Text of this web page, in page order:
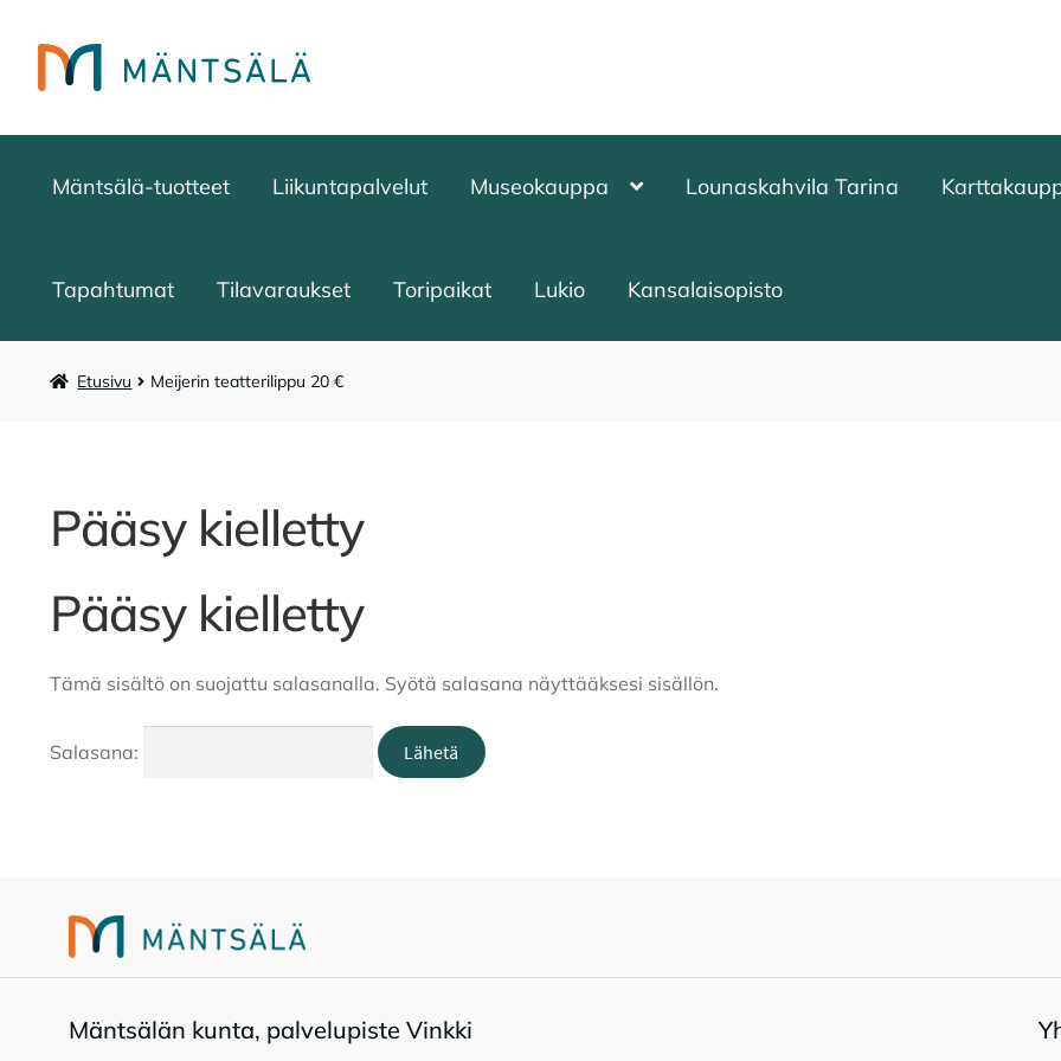
Siirry
Siirry
Mäntsälä-tuotteet Liikuntapalvelut Museokauppa Lounaskahvila Tarina
Tapahtumat Tilavaraukset Toripaikat Lukio Kansalaisopisto
Etusivu Meijerin teatterilippu 20 €
Pääsy kielletty
Pääsy kielletty
Tämä sisältö on suojattu salasanalla. Syötä salasana näyttääksesi sisällön.
Salasana:
Mänt­sä­län kun­ta, pal­ve­lu­pis­te Vink­ki